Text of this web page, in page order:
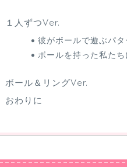
１人ずつVer.
彼がボールで遊ぶパタ
ボールを持った私た
ボール＆リングVer.
おわりに